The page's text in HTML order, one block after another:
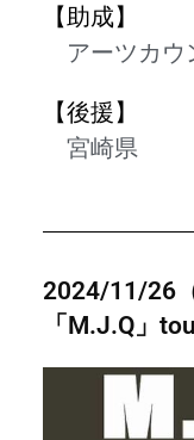
【助成】
アーツカウ
【後援】
宮崎県
2024/11/26
「M.J.Q」